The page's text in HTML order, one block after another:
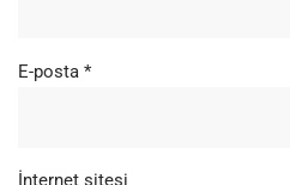
E-posta *
İnternet sitesi